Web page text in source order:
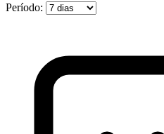
Período: